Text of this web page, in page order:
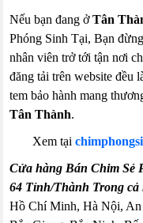
Nếu bạn đang ởTân
Phóng Sinh Tại, Bạn
nhân viên trở tới tận nơi
đăng tải trên website đều
tem bảo hành mang
Tân Thành.
Xem tại
Cửa hàng Bán Chim Sẻ
64 Tỉnh/Thành Trong cả
Hồ Chí Minh, Hà Nội,